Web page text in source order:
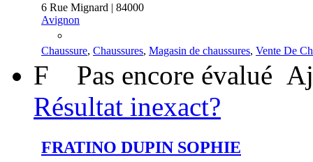
6 Rue Mignard | 84000
Avignon
Chaussure, Chaussures, Magasin de chaussures, Vente De
F Pas encore évalué
Résultat inexact?
FRATINO DUPIN SOPHIE